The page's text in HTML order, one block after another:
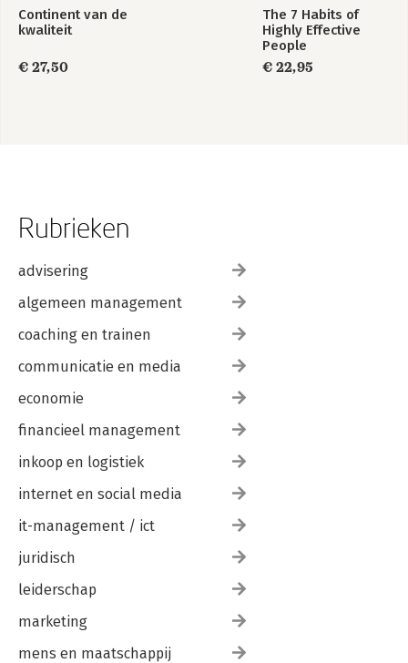
8.3 Het monetaire beleid in de eurozone 221
Literatuur 247
Continent van de
kwaliteit
€ 27,50
The 7 Habits of
Highly Effective
People
€ 22,95
Rubrieken
advisering
algemeen management
coaching en trainen
communicatie en media
economie
financieel management
inkoop en logistiek
internet en social media
it-management / ict
juridisch
leiderschap
marketing
mens en maatschappij